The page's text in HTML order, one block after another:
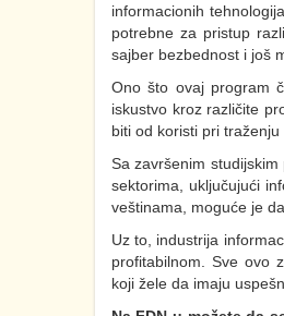
informacionih
potrebne za pristup
sajber bezbednost i još
Ono što ovaj program
iskustvo kroz različite
biti od koristi pri
Sa završenim studijskim
sektorima, uključujući
veštinama, moguće je
Uz to, industrija
profitabilnom. Sve ovo
koji žele da imaju